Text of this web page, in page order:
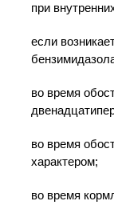
при
если
во время
во время
характером;
во время